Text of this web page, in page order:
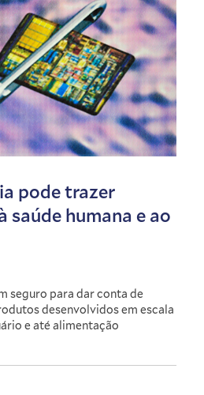
pode trazer
saúde humana e ao
seguro para dar conta de
desenvolvidos em escala
e até alimentação